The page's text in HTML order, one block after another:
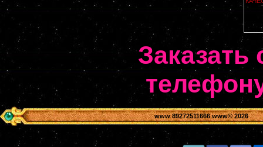
www 89272511666 www© 2026